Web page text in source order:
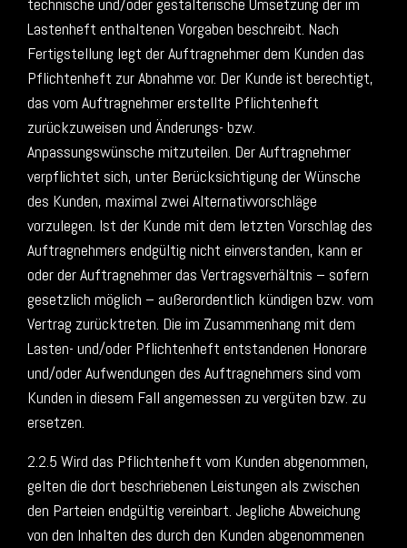
Lastenheft enthaltenen Vorgaben beschreibt. Nach
Fertigstellung legt der Auftragnehmer dem Kunden das
Pflichtenheft zur Abnahme vor. Der Kunde ist berechtigt,
das vom Auftragnehmer erstellte Pflichtenheft
zurückzuweisen und Änderungs- bzw.
Anpassungswünsche mitzuteilen. Der Auftragnehmer
verpflichtet sich, unter Berücksichtigung der Wünsche
des Kunden, maximal zwei Alternativvorschläge
vorzulegen. Ist der Kunde mit dem letzten Vorschlag des
Auftragnehmers endgültig nicht einverstanden, kann er
oder der Auftragnehmer das Vertragsverhältnis – sofern
gesetzlich möglich – außerordentlich kündigen bzw. vom
Vertrag zurücktreten. Die im Zusammenhang mit dem
Lasten- und/oder Pflichtenheft entstandenen Honorare
und/oder Aufwendungen des Auftragnehmers sind vom
Kunden in diesem Fall angemessen zu vergüten bzw. zu
ersetzen.
2.2.5 Wird das Pflichtenheft vom Kunden abgenommen,
gelten die dort beschriebenen Leistungen als zwischen
den Parteien endgültig vereinbart. Jegliche Abweichung
von den Inhalten des durch den Kunden abgenommenen